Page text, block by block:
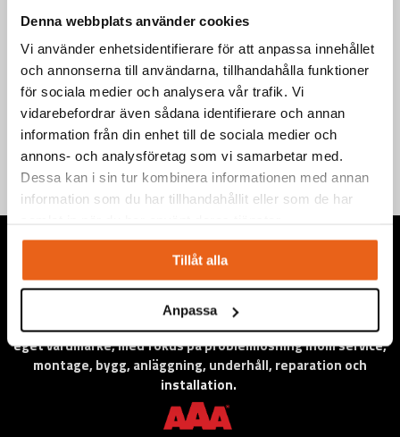
Denna webbplats använder cookies
Vi använder enhetsidentifierare för att anpassa innehållet
och annonserna till användarna, tillhandahålla funktioner
för sociala medier och analysera vår trafik. Vi
vidarebefordrar även sådana identifierare och annan
information från din enhet till de sociala medier och
annons- och analysföretag som vi samarbetar med.
Dessa kan i sin tur kombinera informationen med annan
information som du har tillhandahållit eller som de har
Tillåt alla
Anpassa
Teknisk information
Information
Vi levererar högkvalitativa ”produkter för proffs”, under
eget varumärke, med fokus på problemlösning inom service,
montage, bygg, anläggning, underhåll, reparation och
installation.